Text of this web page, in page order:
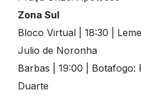
Zona Sul
Bloco Virtual | 18:30 |
Julio de Noronha
Barbas | 19:00 | Botafogo:
Duarte